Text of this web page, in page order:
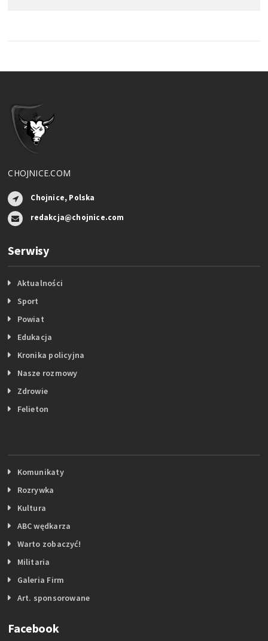
CHOJNICE.COM
Chojnice, Polska
redakcja@chojnice.com
Serwisy
Aktualności
Sport
Powiat
Edukacja
Kronika policyjna
Nasze rozmowy
Zdrowie
Felieton
Komunikaty
Rozrywka
Kultura
ABC wędkarza
Warto zobaczyć!
Militaria
Galeria Firm
Art. sponsorowane
Facebook